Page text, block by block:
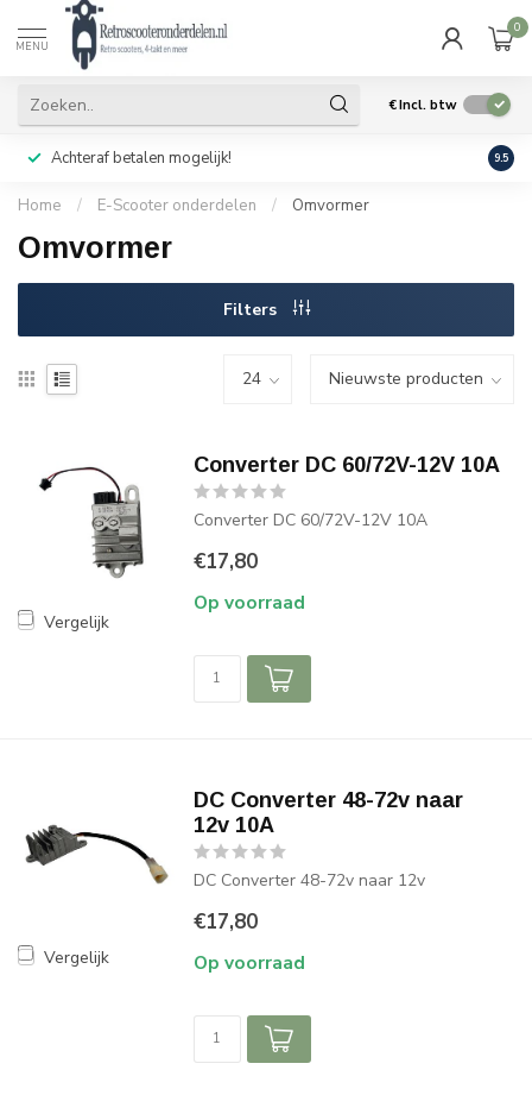
MENU
0
€Incl. btw
Achteraf betalen mogelijk! Geen
9.5
Home / E-Scooter onderdelen / Omvormer
Omvormer
Filters
Vergelijk
Converter DC 60/72V-12V 10A
Converter DC 60/72V-12V 10A
€17,80
Op voorraad
Vergelijk
DC Converter 48-72v naar
12v 10A
DC Converter 48-72v naar 12v
€17,80
Op voorraad